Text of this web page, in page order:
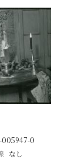
005947-0
なし